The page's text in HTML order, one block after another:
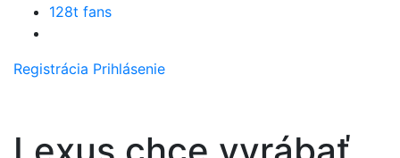
128t fans
Registrácia Prihlásenie